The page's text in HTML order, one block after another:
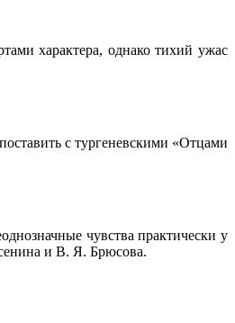
характера, однако тихий ужас
с тургеневскими «Отцами
чувства практически у
и В. Я. Брюсова.